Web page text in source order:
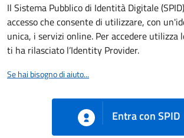
Il Sistema Pubblico di Identità Digitale
accesso che consente di utilizzare, con
unica, i servizi online. Per accedere utilizza
ti ha rilasciato l’Identity Provider.
Se hai bisogno di aiuto...
Entra con SPID